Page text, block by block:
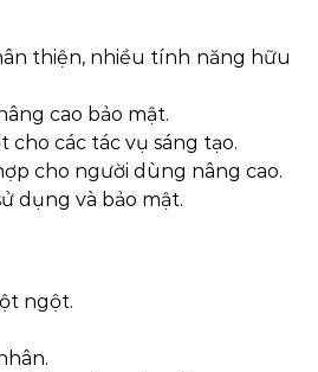
thiện, nhiều tính năng hữu
cao bảo mật.
cho các tác vụ sáng tạo.
cho người dùng nâng cao.
dụng và bảo mật.
ngột.